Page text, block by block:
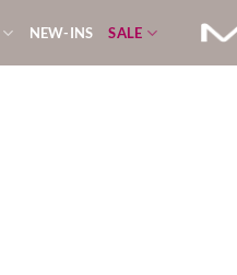
NEW-INS SALE